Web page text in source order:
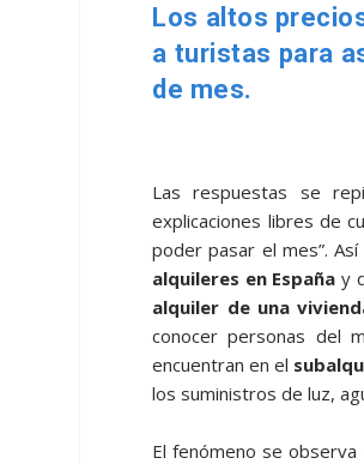
Los altos
a turistas para
de mes.
Las respuestas se
explicaciones libres de
poder pasar el mes”.
alquileres en España y
alquiler de una
conocer personas del
encuentran en el
los suministros de luz,
El fenómeno se